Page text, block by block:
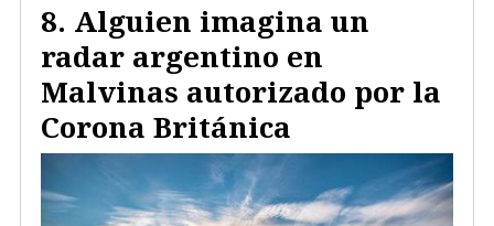
Alguien imagina un
radar argentino en
Malvinas autorizado por la
Corona Británica